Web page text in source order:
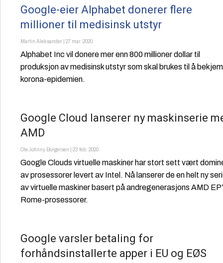
Google-eier Alphabet donerer flere
millioner til medisinsk utstyr
Martin Aleksander 27 mar. 2020
Alphabet Inc vil donere mer enn 800 millioner dollar til
produksjon av medisinsk utstyr som skal brukes til å
korona-epidemien.
Google Cloud lanserer ny maskinserie
AMD
Ole Johnny Borgersen 23 feb. 2020
Google Clouds virtuelle maskiner har stort sett vært
av prosessorer levert av Intel. Nå lanserer de en helt ny
av virtuelle maskiner basert på andregenerasjons AMD
Rome-prosessorer.
Google varsler betaling for
forhåndsinstallerte apper i EU og EØS